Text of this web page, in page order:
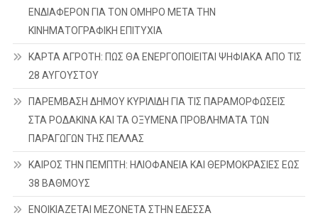
ΕΝΔΙΑΦΕΡΟΝ ΓΙΑ ΤΟΝ ΟΜΗΡΟ ΜΕΤΑ ΤΗΝ
ΚΙΝΗΜΑΤΟΓΡΑΦΙΚΗ ΕΠΙΤΥΧΙΑ
ΚΑΡΤΑ ΑΓΡΟΤΗ: ΠΩΣ ΘΑ ΕΝΕΡΓΟΠΟΙΕΙΤΑΙ ΨΗΦΙΑΚΑ ΑΠΟ ΤΙΣ
28 ΑΥΓΟΥΣΤΟΥ
ΠΑΡΕΜΒΑΣΗ ΔΗΜΟΥ ΚΥΡΙΛΙΔΗ ΓΙΑ ΤΙΣ ΠΑΡΑΜΟΡΦΩΣΕΙΣ
ΣΤΑ ΡΟΔΑΚΙΝΑ ΚΑΙ ΤΑ ΟΞΥΜΕΝΑ ΠΡΟΒΛΗΜΑΤΑ ΤΩΝ
ΠΑΡΑΓΩΓΩΝ ΤΗΣ ΠΕΛΛΑΣ
ΚΑΙΡΟΣ ΤΗΝ ΠΕΜΠΤΗ: ΗΛΙΟΦΑΝΕΙΑ ΚΑΙ ΘΕΡΜΟΚΡΑΣΙΕΣ ΕΩΣ
38 ΒΑΘΜΟΥΣ
ΕΝΟΙΚΙΑΖΕΤΑΙ ΜΕΖΟΝΕΤΑ ΣΤΗΝ ΕΔΕΣΣΑ